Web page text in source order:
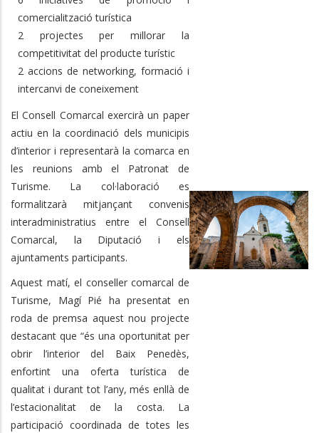
comercialització turística
2 projectes per millorar la
competitivitat del producte turístic
2 accions de networking, formació i
intercanvi de coneixement
El Consell Comarcal exercirà un paper
actiu en la coordinació dels municipis
d’interior i representarà la comarca en
les reunions amb el Patronat de
Turisme. La col·laboració es
formalitzarà mitjançant convenis
interadministratius entre el Consell
Comarcal, la Diputació i els
ajuntaments participants.
Aquest matí, el conseller comarcal de
Turisme, Magí Pié ha presentat en
roda de premsa aquest nou projecte
destacant que “és una oportunitat per
obrir l’interior del Baix Penedès,
enfortint una oferta turística de
qualitat i durant tot l’any, més enllà de
l’estacionalitat de la costa. La
participació coordinada de totes les